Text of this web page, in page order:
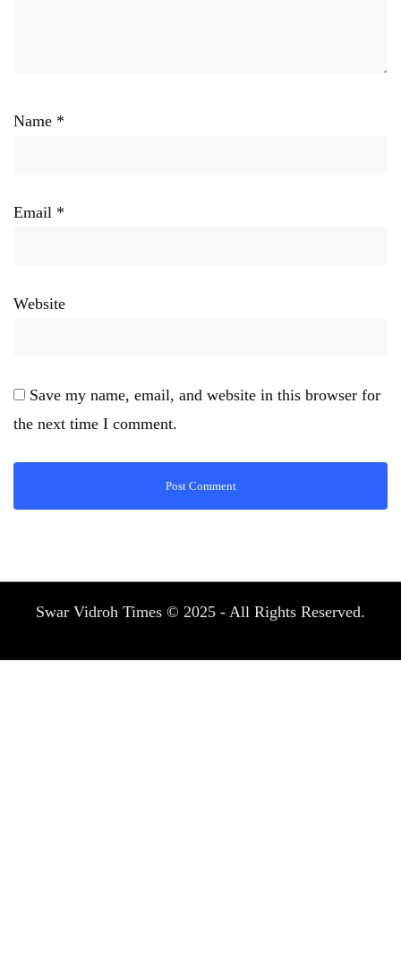
Name *
Email *
Website
Save my name, email, and website in this browser for
the next time I comment.
Swar Vidroh Times © 2025 - All Rights Reserved.